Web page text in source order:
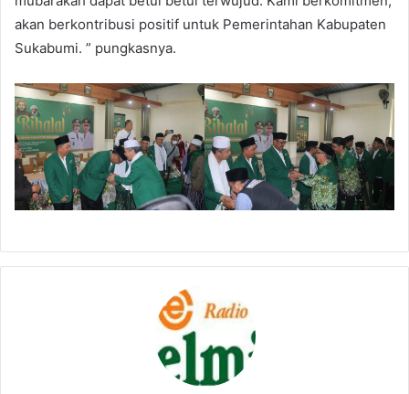
akan berkontribusi positif untuk Pemerintahan Kabupaten
Sukabumi. ” pungkasnya.